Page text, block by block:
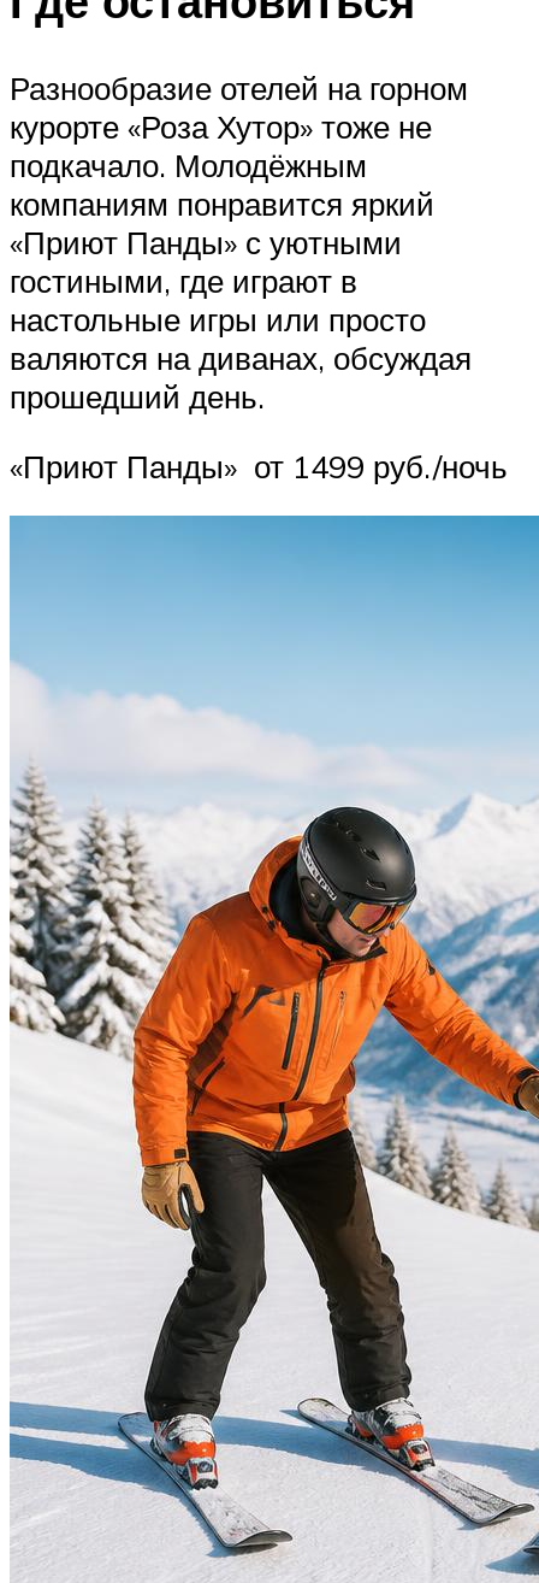
Разнообразие отелей на горном
курорте «Роза Хутор» тоже не
подкачало. Молодёжным
компаниям понравится яркий
«Приют Панды» с уютными
гостиными, где играют в
настольные игры или просто
валяются на диванах, обсуждая
прошедший день.
«Приют Панды» от 1499 руб./ночь